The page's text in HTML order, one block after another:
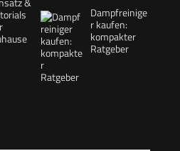
Dampfreinige
r kaufen:
kompakter
Ratgeber